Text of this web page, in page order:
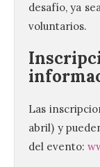
desafío, ya
voluntarios.
Las
abril) y
del evento: